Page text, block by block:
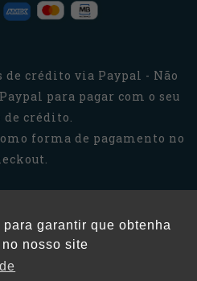
garantir que obtenha
nosso site
de crédito via Paypal - Não
para pagar com o seu
de crédito.
forma de pagamento no